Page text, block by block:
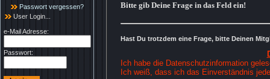
Passwort vergessen?
User Login...
e-Mail Adresse:
Passwort:
Bitte gib Deine Frage in das Feld ein!
Hast Du trotzdem eine Frage, bitte Deinen
Ich habe die Datenschutzinformation
Ich weiß, dass ich das Einverständnis